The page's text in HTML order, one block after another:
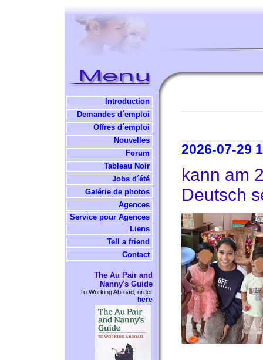
Introduction
Demandes d´emploi
Offres d´emploi
Nouvelles
Forum
Tableau Noir
Jobs d´été
Galérie de photos
Agences
Service pour Agences
Liens
Tell a friend
Contact
The Au Pair and
Nanny's Guide
To Working Abroad, order
here
2026-07-29
kann am
Deutsch